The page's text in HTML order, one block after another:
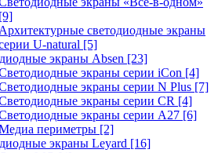
[9]
Архитектурные светодиодные экраны
U-natural [5]
экраны Absen [23]
экраны серии iCon [4]
экраны серии N Plus [7]
экраны серии CR [4]
экраны серии А27 [6]
периметры [2]
экраны Leyard [16]